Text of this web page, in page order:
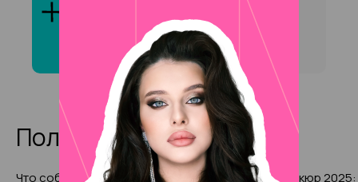
Клиенты обычно довольны
услугой «Восстановление
бровей»?
Полезные статьи
Что собой представляют
Неоновый маникюр 2025: